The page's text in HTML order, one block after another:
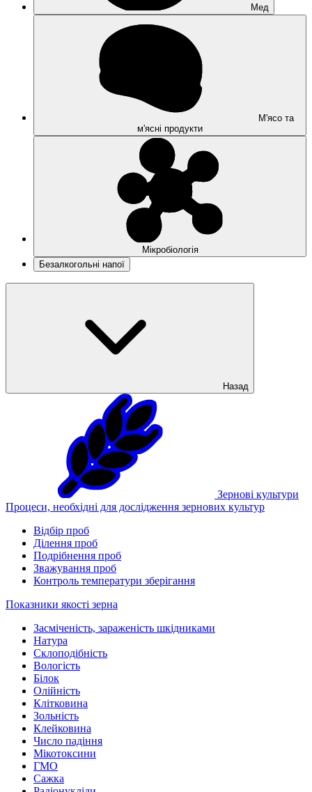
Мед
М'ясо та
м'ясні продукти
Мікробіологія
Безалкогольні напої
Назад
Зернові культури
Процеси, необхідні для дослідження зернових культур
Відбір проб
Ділення проб
Подрібнення проб
Зважування проб
Контроль температури зберігання
Показники якості зерна
Засміченість, зараженість шкідниками
Натура
Склоподібність
Вологість
Білок
Олійність
Клітковина
Зольність
Клейковина
Число падіння
Мікотоксини
ГМО
Сажка